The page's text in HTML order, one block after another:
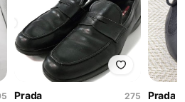
Prada
275
Prada